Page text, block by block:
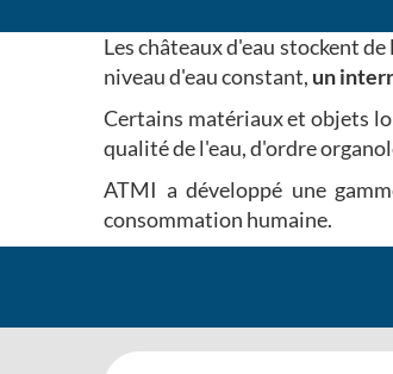
Les châteaux d'eau stockent
niveau d'eau constant, un
Certains matériaux et objets
qualité de l'eau, d'ordre
ATMI a développé une
consommation humaine.